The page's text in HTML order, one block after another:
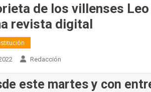
de los villenses
revista digital
Redacción
este martes y con